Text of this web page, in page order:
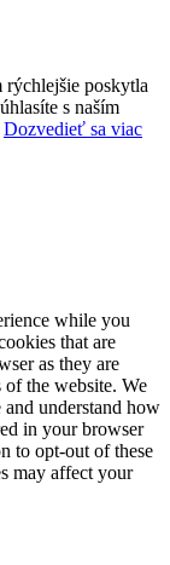
rýchlejšie poskytla
s naším
Dozvedieť sa viac
while you
that are
as they are
the website. We
understand how
in your browser
to opt-out of these
may affect your